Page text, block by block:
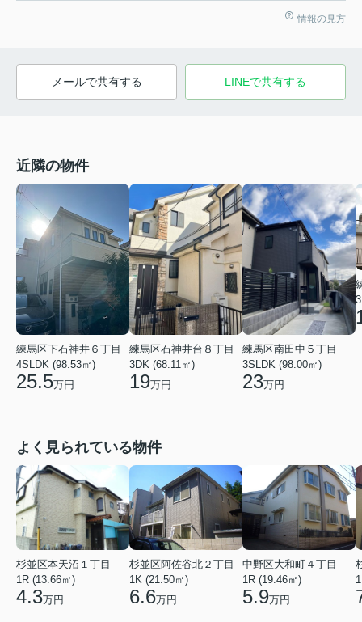
情報の見方
メールで共有する LINEで共有する
近隣の物件
練馬区下石神井６丁目
4SLDK (98.53㎡)
25.5万円
練馬区石神井台８丁目
3DK (68.11㎡)
19万円
練馬区南田中５丁目
3SLDK (98.00㎡)
23万円
よく見られている物件
杉並区本天沼１丁目
1R (13.66㎡)
4.3万円
杉並区阿佐谷北２丁目
1K (21.50㎡)
6.6万円
中野区大和町４丁目
1R (19.46㎡)
5.9万円